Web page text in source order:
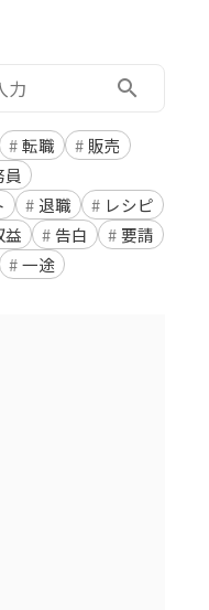
search
転職
販売
員
退職
レシピ
益 告白
要請
一途